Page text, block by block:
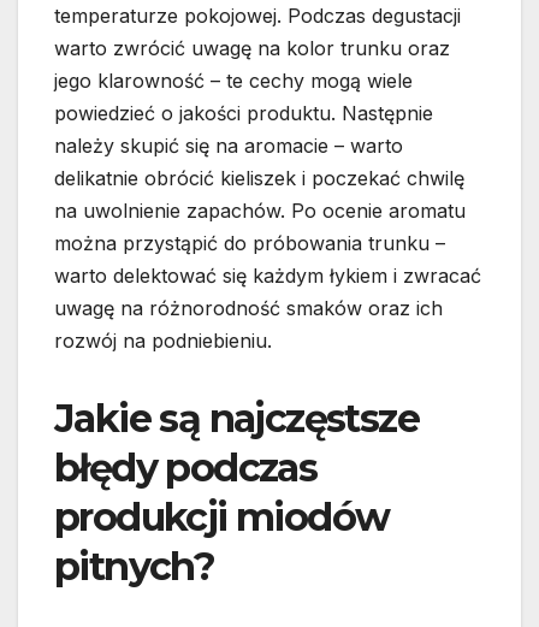
temperaturze pokojowej. Podczas degustacji
warto zwrócić uwagę na kolor trunku oraz
jego klarowność – te cechy mogą wiele
powiedzieć o jakości produktu. Następnie
należy skupić się na aromacie – warto
delikatnie obrócić kieliszek i poczekać chwilę
na uwolnienie zapachów. Po ocenie aromatu
można przystąpić do próbowania trunku –
warto delektować się każdym łykiem i zwracać
uwagę na różnorodność smaków oraz ich
rozwój na podniebieniu.
Jakie są najczęstsze
błędy podczas
produkcji miodów
pitnych?